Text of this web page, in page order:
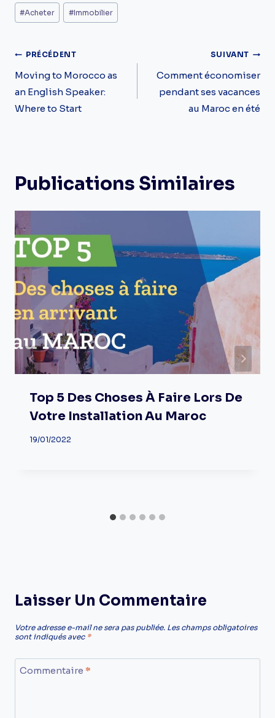
Étiquettes
de
publication :
#Acheter #Immobilier
Navigation
De
L’article
PRÉCÉDENT
Moving to Morocco as
an English Speaker:
Where to Start
SUIVANT
Comment économiser
pendant ses vacances
au Maroc en été
Publications Similaires
Top 5 Des Choses À Faire Lors De
Votre Installation Au Maroc
19/01/2022
Laisser Un Commentaire
Votre adresse e-mail ne sera pas publiée. Les champs obligatoires
sont indiqués avec *
Commentaire *